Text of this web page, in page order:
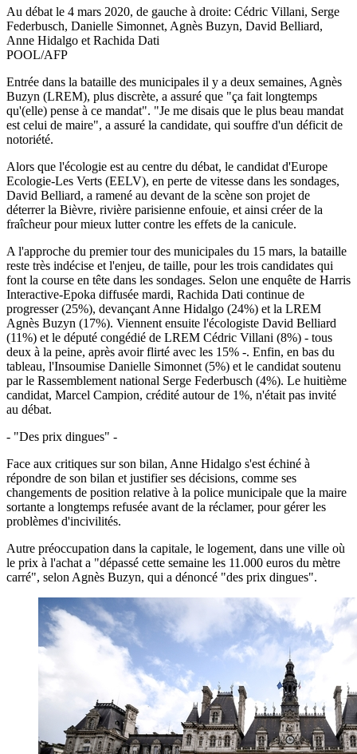
Au débat le 4 mars 2020, de gauche à droite: Cédric Villani, Serge
Federbusch, Danielle Simonnet, Agnès Buzyn, David Belliard,
Anne Hidalgo et Rachida Dati
POOL/AFP
Entrée dans la bataille des municipales il y a deux semaines, Agnès
Buzyn (LREM), plus discrète, a assuré que "ça fait longtemps
qu'(elle) pense à ce mandat". "Je me disais que le plus beau mandat
est celui de maire", a assuré la candidate, qui souffre d'un déficit de
notoriété.
Alors que l'écologie est au centre du débat, le candidat d'Europe
Ecologie-Les Verts (EELV), en perte de vitesse dans les sondages,
David Belliard, a ramené au devant de la scène son projet de
déterrer la Bièvre, rivière parisienne enfouie, et ainsi créer de la
fraîcheur pour mieux lutter contre les effets de la canicule.
A l'approche du premier tour des municipales du 15 mars, la bataille
reste très indécise et l'enjeu, de taille, pour les trois candidates qui
font la course en tête dans les sondages. Selon une enquête de Harris
Interactive-Epoka diffusée mardi, Rachida Dati continue de
progresser (25%), devançant Anne Hidalgo (24%) et la LREM
Agnès Buzyn (17%). Viennent ensuite l'écologiste David Belliard
(11%) et le député congédié de LREM Cédric Villani (8%) - tous
deux à la peine, après avoir flirté avec les 15% -. Enfin, en bas du
tableau, l'Insoumise Danielle Simonnet (5%) et le candidat soutenu
par le Rassemblement national Serge Federbusch (4%). Le huitième
candidat, Marcel Campion, crédité autour de 1%, n'était pas invité
au débat.
- "Des prix dingues" -
Face aux critiques sur son bilan, Anne Hidalgo s'est échiné à
répondre de son bilan et justifier ses décisions, comme ses
changements de position relative à la police municipale que la maire
sortante a longtemps refusée avant de la réclamer, pour gérer les
problèmes d'incivilités.
Autre préoccupation dans la capitale, le logement, dans une ville où
le prix à l'achat a "dépassé cette semaine les 11.000 euros du mètre
carré", selon Agnès Buzyn, qui a dénoncé "des prix dingues".